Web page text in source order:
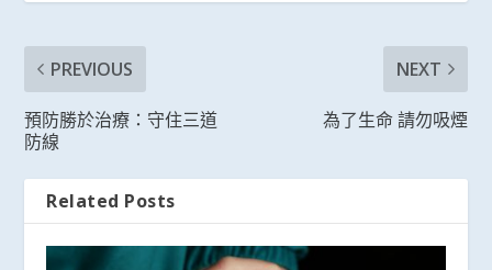
PREVIOUS
預防勝於治療：守住三道
防線
NEXT
為了生命 請勿吸煙
Related Posts